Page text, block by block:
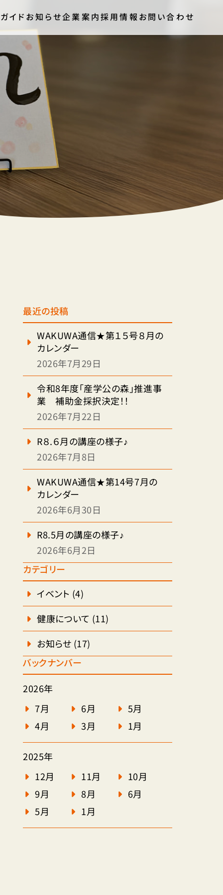
イド お知らせ企業案内採用情報 お問い合わせ
最近の投稿
WAKUWA通信★第１５号８月の
カレンダー
2026年7月29日
令和8年度「産学公の森」推進事
業 補助金採択決定！！
2026年7月22日
R８.６月の講座の様子♪
2026年7月8日
WAKUWA通信★第14号7月の
カレンダー
2026年6月30日
R8.5月の講座の様子♪
2026年6月2日
カテゴリー
イベント (4)
健康について (11)
お知らせ (17)
バックナンバー
2026年
7月
6月
5月
4月
3月 1月
2025年
12月
11月
10月
9月
8月
6月
5月
1月